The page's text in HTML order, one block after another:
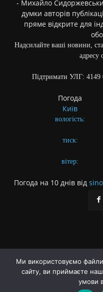
- Михайло
думки авторів
пряме відкрите для
Надсилайте ваші новини,
адресу
Підтримати УЛГ: 4149
Погода
Київ
вологість:
тиск:
вітер:
Погода на 10 днів від
Про газету
Політика
Ми використовуємо
сайту, ви приймаєте
умови